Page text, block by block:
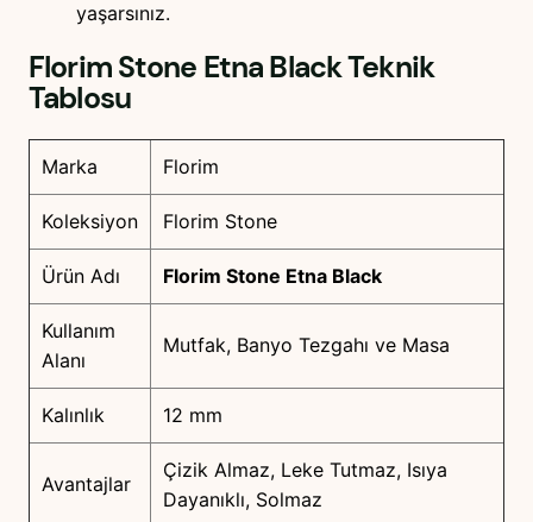
yaşarsınız.
Florim Stone Etna BlackTeknik
Tablosu
Marka Florim
Koleksiyon Florim Stone
Ürün Adı Florim Stone Etna Black
Kullanım
Alanı
Mutfak, Banyo Tezgahı ve Masa
Kalınlık 12 mm
Avantajlar
Çizik Almaz, Leke Tutmaz, Isıya
Dayanıklı, Solmaz